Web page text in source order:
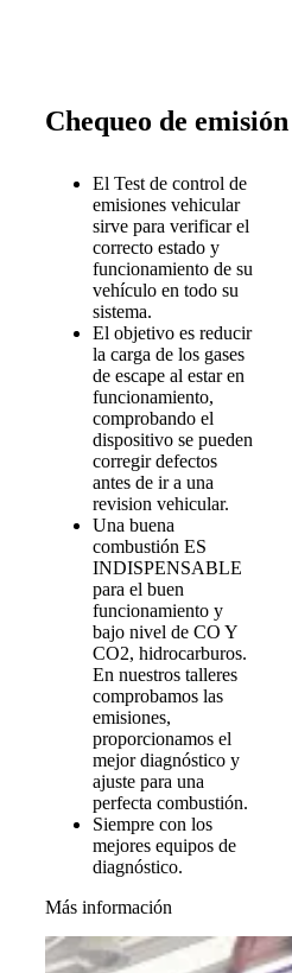
Chequeo de emisión
El Test de control de
emisiones vehicular
sirve para verificar el
correcto estado y
funcionamiento de su
vehículo en todo su
sistema.
El objetivo es reducir
la carga de los gases
de escape al estar en
funcionamiento,
comprobando el
dispositivo se pueden
corregir defectos
antes de ir a una
revision vehicular.
Una buena
combustión ES
INDISPENSABLE
para el buen
funcionamiento y
bajo nivel de CO Y
CO2, hidrocarburos.
En nuestros talleres
comprobamos las
emisiones,
proporcionamos el
mejor diagnóstico y
ajuste para una
perfecta combustión.
Siempre con los
mejores equipos de
diagnóstico.
Más información